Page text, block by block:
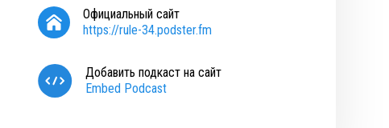
Официальный сайт
https://rule-34.podster.fm
Добавить подкаст на сайт
Embed Podcast